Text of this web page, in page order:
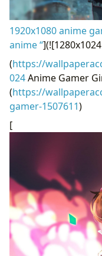
1920x1080 anime
anime “
(https://
024Anime Gamer
(https://
gamer-1507611)
[